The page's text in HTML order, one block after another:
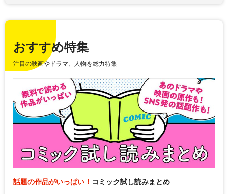
おすすめ特集
注目の映画やドラマ、人物を総力特集
話題の作品がいっぱい！ コミック試し読みまとめ